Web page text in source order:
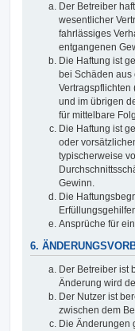
Der Betreiber
wesentlicher
fahrlässiges
entgangenen
Die Haftung ist
bei Schäden
Vertragspflichten
und im übrigen
für mittelbare
Die Haftung ist
oder
typischerweise
Gewinn.
Die
Ansprüche für
6.
Der Betreiber ist
Änderung wird
Der Nutzer ist
zwischen dem
Die Änderungen